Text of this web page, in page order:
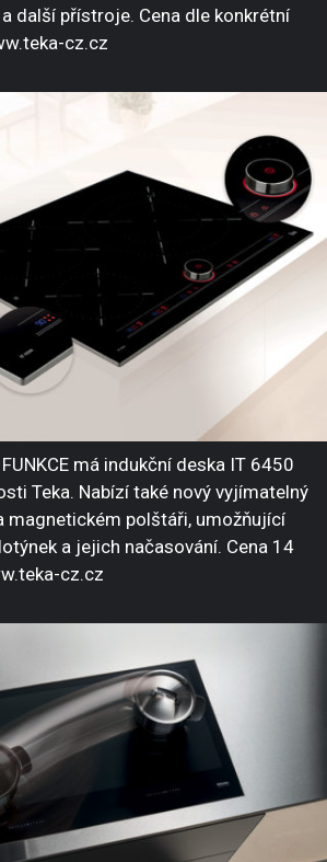
další přístroje. Cena dle konkrétní
cz.cz
FUNKCE má indukční deska IT 6450
Teka. Nabízí také nový vyjímatelný
magnetickém polštáři, umožňující
a jejich načasování. Cena 14
cz.cz